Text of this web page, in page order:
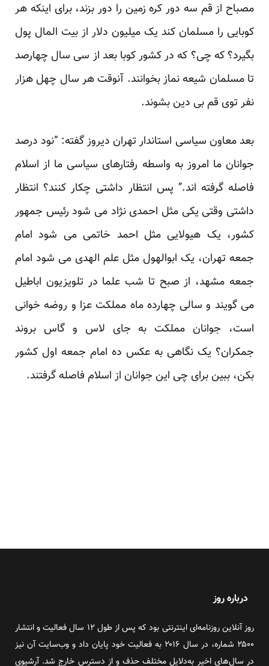
مصباح از قم سه دور کره زمین را دور بزند، برای اینکه هر
کوبایی را مسلمان کند یک میلیون دلار از بیت المال پول
بگیرد؟ که چی؟ که در کشور کوبا بعد از سی سال چهارصد
تا مسلمان شیعه نماز بخوانند. آنوقت هر سال چهل هزار
نفر توی قم بی دین بشوند.
بعد معاون سیاسی استاندار تهران دیروز گفته: “نود درصد
جوانان ما امروز به واسطه رفتارهای سیاسی ما از اسلام
فاصله گرفته اند.” پس انتظار داشتی چکار کنند؟ انتظار
داشتی وقتی یکی مثل احمدی نژاد می شود رئیس جمهور
کشور، یک هیولایی مثل احمد خاتمی می شود امام
جمعه تهران، یک ابوالهول مثل علم الهدی می شود امام
جمعه مشهد، از صبح تا شب علما در تلویزیون اباطیل
می گویند و سالی چهارده ماه مملکت عزا و روضه خوانی
است، جوانان مملکت به جای لاس و گاس بروند
جمکران؟ یک نگاهی به عکس ده امام جمعه اول کشور
بکن، ببین برای چی این جوانان از اسلام فاصله گرفتند.
درباره روز
روز آنلاین روزنامه‌ای اینترنتی بود که پس از طول ۱۲ سال فعالیت و انتشار
۲۵۰۰ شماره، در سال ۲۰۱۶ به فعالیت خود پایان داد و وب‌سایت آن نیز
در سال‌های اخیر به‌دلایل مختلف حذف و از دسترس خارج شد. آرشیوی